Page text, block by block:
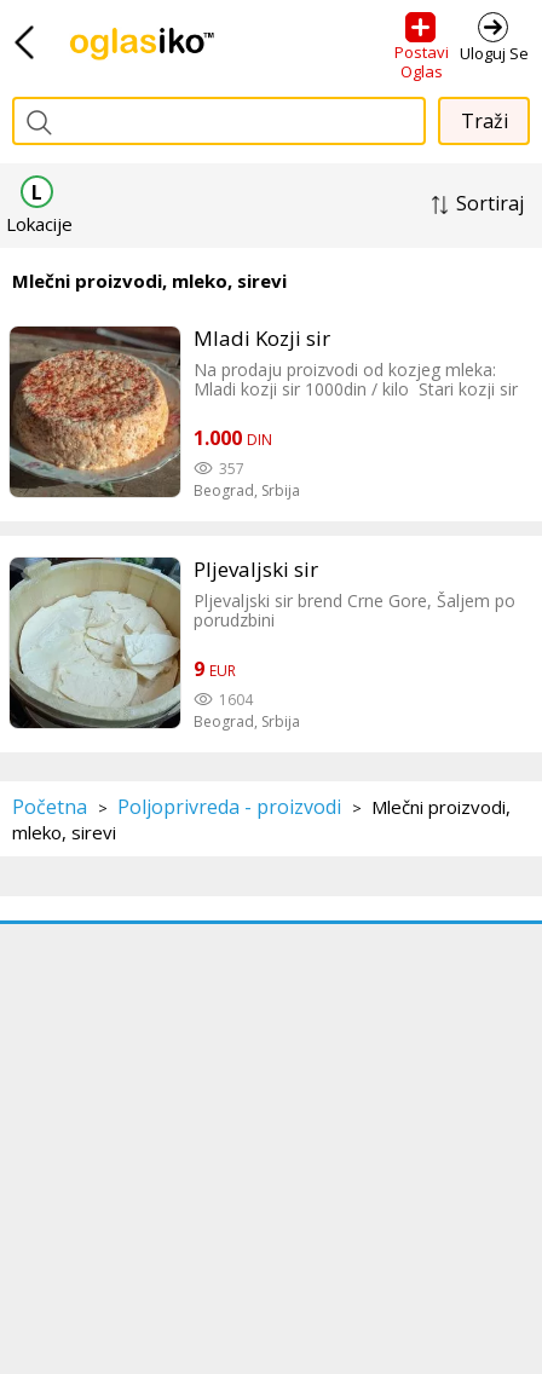
Postavi
Oglas
Uloguj Se
Sortiraj
L
Lokacije
Mlečni proizvodi, mleko, sirevi
Mladi Kozji sir
Na prodaju proizvodi od kozjeg mleka:
Mladi kozji sir 1000din / kilo Stari kozji sir
220din/ litar Surutka 100din/ Litar Kiselo
mleko 300din /700 grama Koze su na
ispasi svakog dana, mleko se odma
obradjuje tako da je ukus svega veoma
blag, nema ukus na uzeglu stalu. Ljudi koji
proizvode. Licno preuzimanje u Ripnju ili
na Dedunju kod ulaza Vojne Akademije uz
prethodno porucivanje. Kontakt 065
9655969 / Dragica
1.000 DIN
357
Beograd, Srbija
Pljevaljski sir
Pljevaljski sir brend Crne Gore, Šaljem po
porudzbini
9 EUR
1604
Beograd, Srbija
Početna > Poljoprivreda - proizvodi > Mlečni proizvodi,
mleko, sirevi